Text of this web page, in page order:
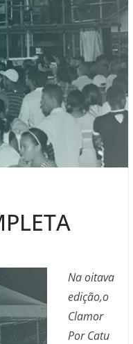
Na oitava
edição,o
Clamor
Por Catu